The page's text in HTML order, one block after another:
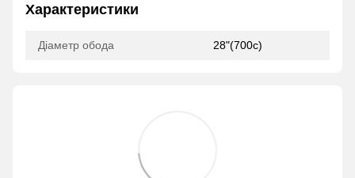
Характеристики
Діаметр обода 28"(700с)